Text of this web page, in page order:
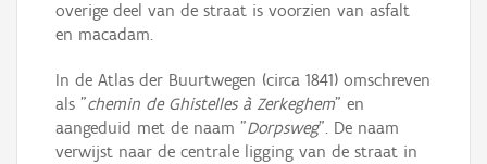
overige deel van de straat is voorzien van asfalt
en macadam.
In de Atlas der Buurtwegen (circa 1841) omschreven
als "chemin de Ghistelles à Zerkeghem" en
aangeduid met de naam "Dorpsweg". De naam
verwijst naar de centrale ligging van de straat in